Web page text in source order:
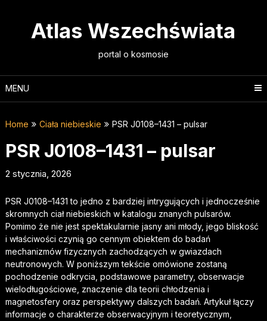
Atlas Wszechświata
portal o kosmosie
MENU
Home Ciała niebieskie PSR J0108–1431 – pulsar
PSR J0108–1431 – pulsar
2 stycznia, 2026
PSR J0108–1431 to jedno z bardziej intrygujących i jednocześnie
skromnych ciał niebieskich w katalogu znanych pulsarów.
Pomimo że nie jest spektakularnie jasny ani młody, jego bliskość
i właściwości czynią go cennym obiektem do badań
mechanizmów fizycznych zachodzących w gwiazdach
neutronowych. W poniższym tekście omówione zostaną
pochodzenie odkrycia, podstawowe parametry, obserwacje
wielodługościowe, znaczenie dla teorii chłodzenia i
magnetosfery oraz perspektywy dalszych badań. Artykuł łączy
informacje o charakterze obserwacyjnym i teoretycznym,